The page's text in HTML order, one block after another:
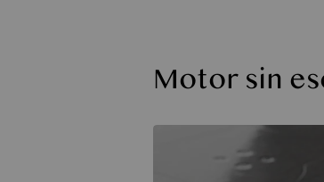
Motor sin